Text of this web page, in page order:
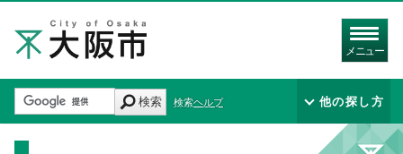
メニュー
検索 検索ヘルプ 他の探し方